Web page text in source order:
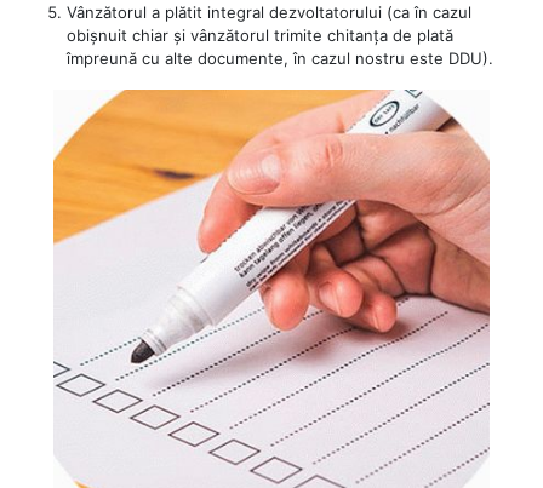
Vânzătorul a plătit integral dezvoltatorului (ca în cazul
obișnuit chiar și vânzătorul trimite chitanța de plată
împreună cu alte documente, în cazul nostru este DDU).